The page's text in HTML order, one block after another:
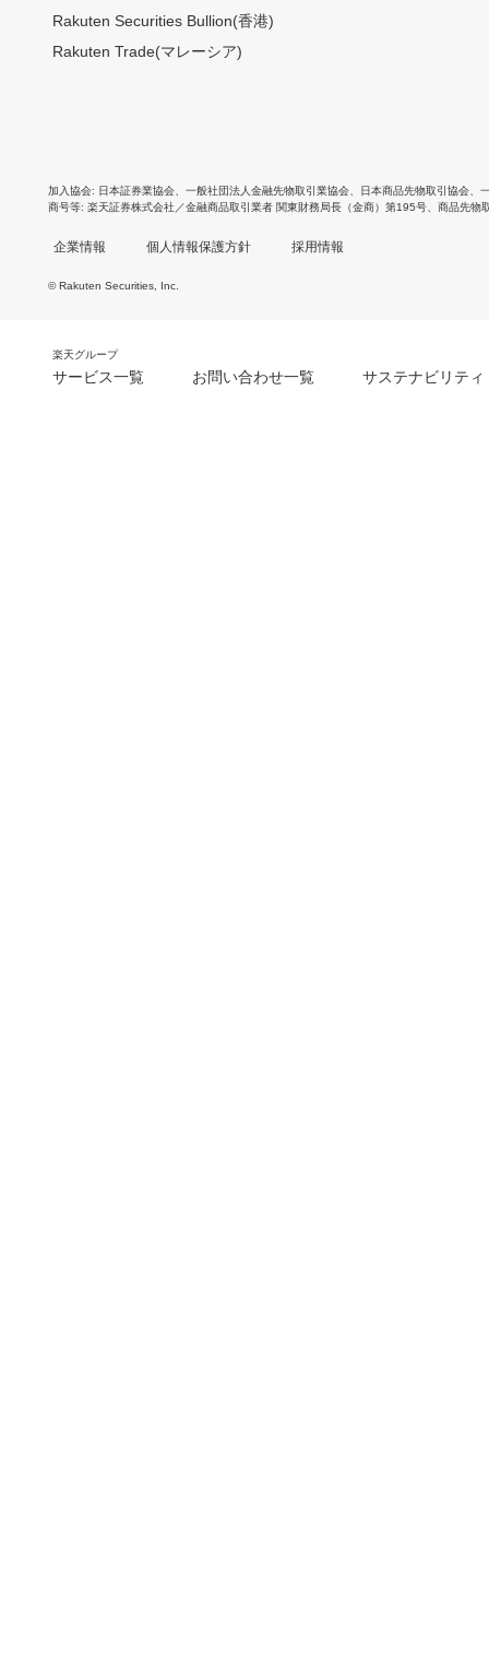
Rakuten Securities Bullion(香港)
Rakuten Trade(マレーシア)
加入協会 日本証券業協会 一般社団法人金融先物取引業協会 日本商品先物取引協会
商号等 楽天証券株式会社／金融商品取引業者 関東財務局長（金商）第195号、商品先物
企業情報 個人情報保護方針 採用情報
© Rakuten Securities, Inc.
楽天グループ
サービス一覧 お問い合わせ一覧 サステナビリティ